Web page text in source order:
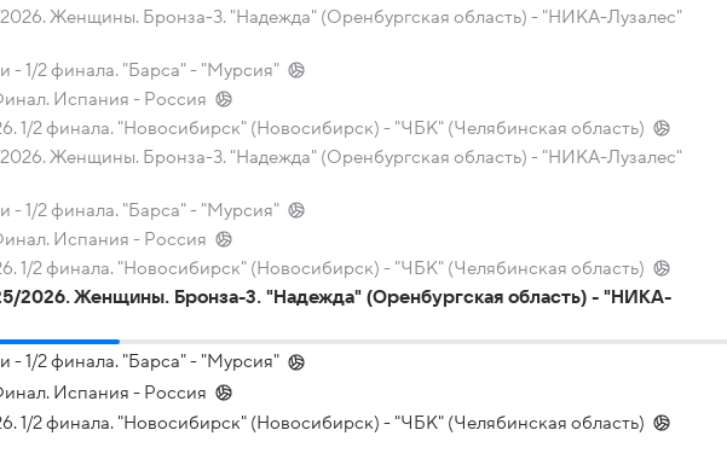
Женщины. Бронза-3. "Надежда" (Оренбургская область) - "НИКА-Лузалес"
- 1/2 финала. "Барса" - "Мурсия"
Испания - Россия
1/2 финала. "Новосибирск" (Новосибирск) - "ЧБК" (Челябинская область)
Женщины. Бронза-3. "Надежда" (Оренбургская область) - "НИКА-Лузалес"
- 1/2 финала. "Барса" - "Мурсия"
Испания - Россия
1/2 финала. "Новосибирск" (Новосибирск) - "ЧБК" (Челябинская область)
2026. Женщины. Бронза-3. "Надежда" (Оренбургская область) - "НИКА-
- 1/2 финала. "Барса" - "Мурсия"
Испания - Россия
1/2 финала. "Новосибирск" (Новосибирск) - "ЧБК" (Челябинская область)